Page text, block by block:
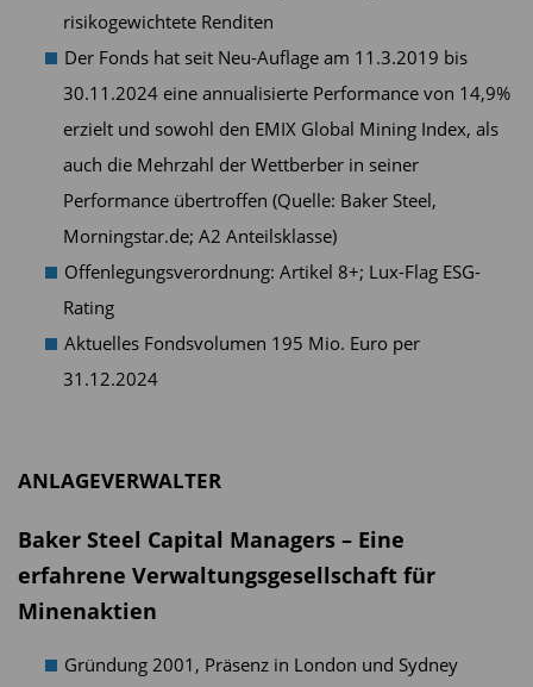
risikogewichtete Renditen
Der Fonds hat seit Neu-Auflage am 11.3.2019 bis
30.11.2024 eine annualisierte Performance von 14,9%
erzielt und sowohl den EMIX Global Mining Index, als
auch die Mehrzahl der Wettberber in seiner
Performance übertroffen (Quelle: Baker Steel,
Morningstar.de; A2 Anteilsklasse)
Offenlegungsverordnung: Artikel 8+; Lux-Flag ESG-
Rating
Aktuelles Fondsvolumen 195 Mio. Euro per
31.12.2024
ANLAGEVERWALTER
Baker Steel Capital Managers – Eine
erfahrene Verwaltungsgesellschaft für
Minenaktien
Gründung 2001, Präsenz in London und Sydney